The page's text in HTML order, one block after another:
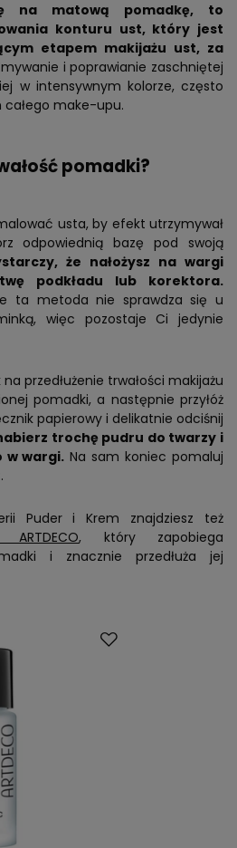
na matową pomadkę, to
konturu ust, który jest
etapem makijażu ust, za
i poprawianie zaschniętej
w intensywnym kolorze, często
make-upu.
pomadki?
usta, by efekt utrzymywał
odpowiednią bazę pod swoją
że nałożysz na wargi
podkładu lub korektora.
ta metoda nie sprawdza się u
więc pozostaje Ci jedynie
przedłużenie trwałości makijażu
pomadki, a następnie przyłóż
papierowy i delikatnie odciśnij
trochę pudru do twarzy i
w wargi. Na sam koniec pomaluj
Puder i Krem znajdziesz też
, który zapobiega
i znacznie przedłuża jej